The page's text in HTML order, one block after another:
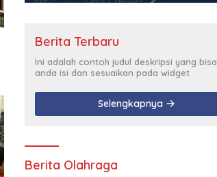
Berita Terbaru
Ini adalah contoh judul deskripsi yang bisa
anda isi dan sesuaikan pada widget
Selengkapnya
Berita Olahraga